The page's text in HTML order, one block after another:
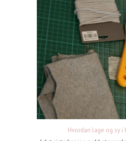
Hvordan lage og sy i